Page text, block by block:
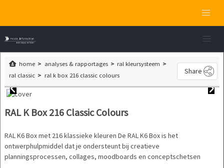
home analyses & rapportages
ral kleursysteem
ral classic
ral k box 216 classic colours Share
RAL K Box 216 Classic Colours
RAL K6 Box met 216 klassieke kleuren De RAL K6 Box is het
ontwerphulpmiddel dat je ondersteunt bij creatieve
planningsprocessen, collages, moodboards en conceptschetsen